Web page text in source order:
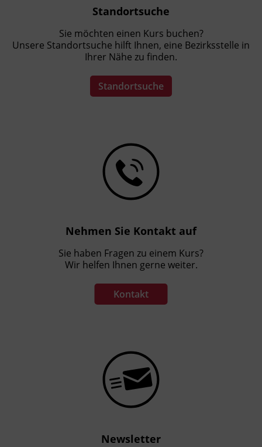
Standortsuche
Sie möchten einen Kurs buchen?
Unsere Standortsuche hilft Ihnen, eine Bezirksstelle in
Ihrer Nähe zu finden.
Standortsuche
Nehmen Sie Kontakt auf
Sie haben Fragen zu einem Kurs?
Wir helfen Ihnen gerne weiter.
Kontakt
Newsletter